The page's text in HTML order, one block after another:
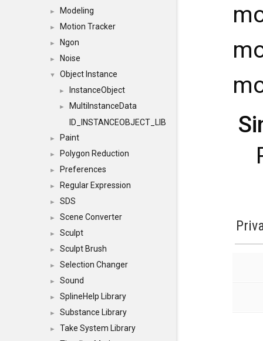
► Modeling
► Motion Tracker
► Ngon
► Noise
▼ Object Instance
► InstanceObject
►
MultiInstanceData
ID_INSTANCEOBJECT_LIB
► Paint
► Polygon Reduction
► Preferences
► Regular Expression
► SDS
► Scene Converter
► Sculpt
► Sculpt Brush
► Selection Changer
► Sound
► SplineHelp Library
► Substance Library
►
Take System Library